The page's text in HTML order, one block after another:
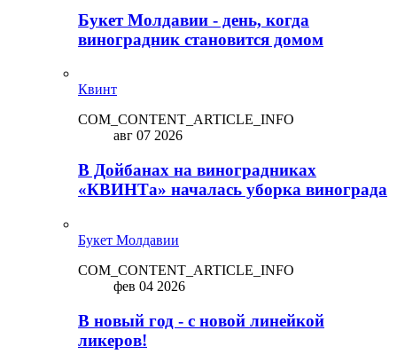
Букет Молдавии - день, когда
виноградник становится домом
Квинт
COM_CONTENT_ARTICLE_INFO
авг 07 2026
В Дойбанах на виноградниках
«КВИНТа» началась уборка винограда
Букет Молдавии
COM_CONTENT_ARTICLE_INFO
фев 04 2026
В новый год - с новой линейкой
ликepoв!